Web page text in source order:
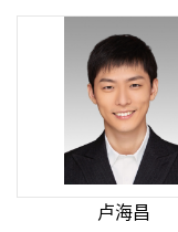
卢海昌